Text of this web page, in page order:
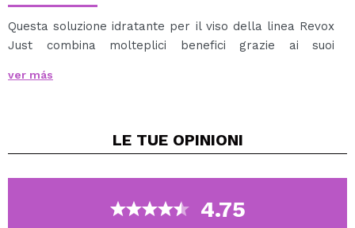
Questa soluzione idratante per il viso della linea Revox
Just combina molteplici benefici grazie ai suoi
acido ialuronico.
riduce le linee sottili per una pelle visibilmente
Questo siero a base di amminoacidi collagene e acido
ver más
LE TUE OPINIONI
4.75